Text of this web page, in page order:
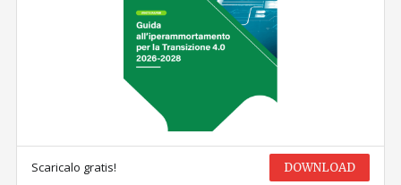
Scaricalo gratis! DOWNLOAD